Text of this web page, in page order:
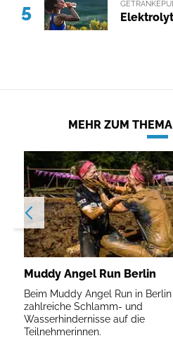
5
MEHR ZUM
Muddy Angel Run Berlin
Beim Muddy Angel Run in
zahlreiche Schlamm- und
Wasserhindernisse auf die
Teilnehmerinnen.